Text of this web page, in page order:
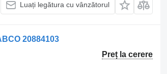
Luați legătura cu vânzătorul
20884103
Preț la cerere